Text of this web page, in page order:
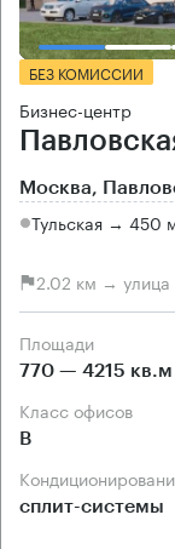
БЕЗ КОМИССИИ
Бизнес-центр
Москва,
Тульская → 450
2.02 км → улица
Площади
770 — 4215 кв.м
Класс офисов
B
сплит-системы